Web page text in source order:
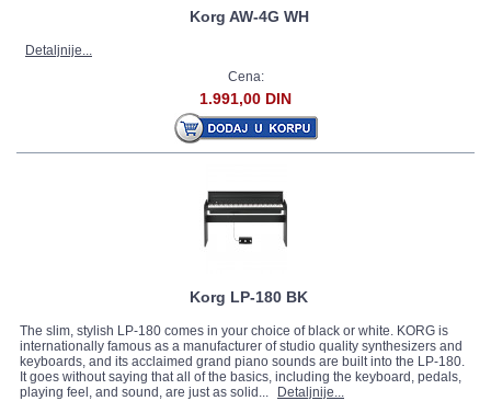
Korg AW-4G WH
Detaljnije...
Cena:
1.991,00 DIN
Korg LP-180 BK
The slim, stylish LP-180 comes in your choice of black or white. KORG is
internationally famous as a manufacturer of studio quality synthesizers and
keyboards, and its acclaimed grand piano sounds are built into the LP-180.
It goes without saying that all of the basics, including the keyboard, pedals,
playing feel, and sound, are just as solid...
Detaljnije...